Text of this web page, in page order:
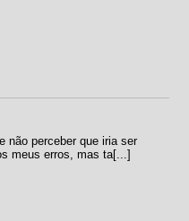
não perceber que iria ser
meus erros, mas ta[...]